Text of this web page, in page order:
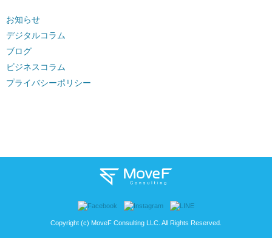
お知らせ
デジタルコラム
ブログ
ビジネスコラム
プライバシーポリシー
Copyright (c) MoveF Consulting LLC. All Rights Reserved.